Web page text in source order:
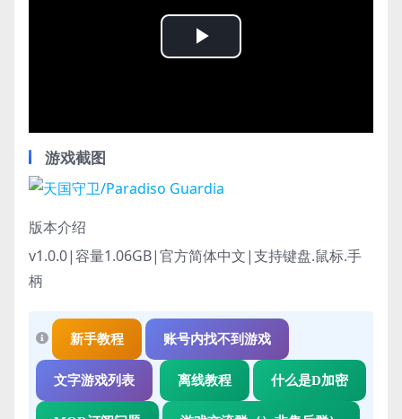
Play
游戏截图
版本介绍
v1.0.0|容量1.06GB|官方简体中文|支持键盘.鼠标.手
柄
新手教程 账号内找不到游戏
文字游戏列表 离线教程 什么是D加密